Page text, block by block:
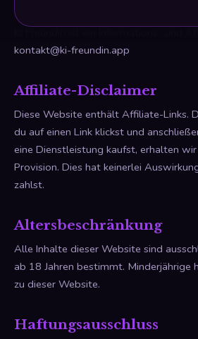
Angaben gemäß § 5 TMG
kontakt@ki-freundin.app
Affiliate-Disclaimer
Diese Website enthält Affiliate-Links.
du auf einen Link klickst und
eine Dienstleistung kaufst, erhalten
Provision. Dies hat keinerlei
zahlst.
Altersbeschränkung
Alle Inhalte dieser Website sind
ab 18 Jahren bestimmt. Minderjährige
zu dieser Website.
Haftungsausschluss